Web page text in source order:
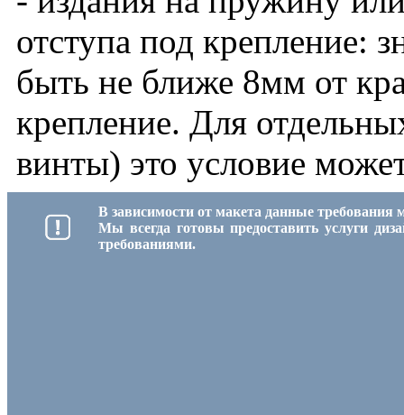
отступа под крепление:
быть не ближе 8мм от
крепление. Для
винты) это условие
В зависимости от макета данные требования
Мы всегда готовы предоставить услуги
требованиями.